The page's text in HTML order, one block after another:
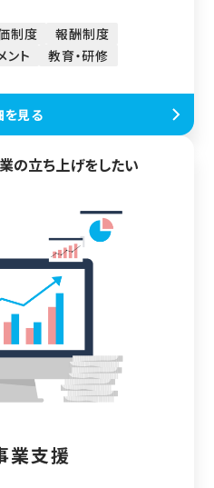
制度
報酬制度
ント
教育・研修
を見る
業支援
の立ち上げをしたい